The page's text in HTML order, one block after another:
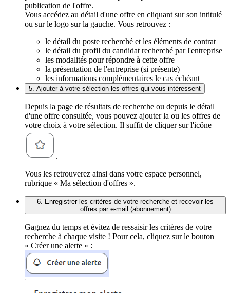
publication de l'offre.
Vous accédez au détail d'une offre en cliquant sur son intitulé
ou sur le logo sur la gauche. Vous retrouvez :
le détail du poste recherché et les éléments de contrat
le détail du profil du candidat recherché par l'entreprise
les modalités pour répondre à cette offre
la présentation de l'entreprise (si présente)
les informations complémentaires le cas échéant
5. Ajouter à votre sélection les offres qui vous intéressent
Depuis la page de résultats de recherche ou depuis le détail
d'une offre consultée, vous pouvez ajouter la ou les offres de
votre choix à votre sélection. Il suffit de cliquer sur l'icône
.
Vous les retrouverez ainsi dans votre espace personnel,
rubrique « Ma sélection d'offres ».
6. Enregistrer les critères de votre recherche et recevoir les
offres par e-mail (abonnement)
Gagnez du temps et évitez de ressaisir les critères de votre
recherche à chaque visite ! Pour cela, cliquez sur le bouton
« Créer une alerte » :